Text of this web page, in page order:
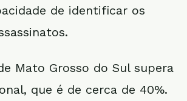
de identificar os
Mato Grosso do Sul supera
que é de cerca de 40%.